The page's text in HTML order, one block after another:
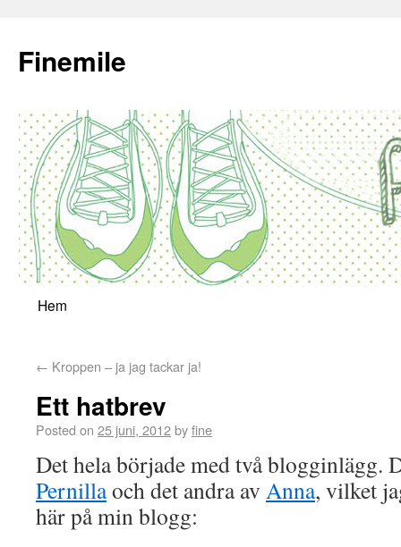
Finemile
Hem
← Kroppen – ja jag tackar ja!
Ett hatbrev
Posted on 25 juni, 2012byfine
Det hela började med två blogginlägg.
Pernillaoch det andra av Anna, vilket
här på min blogg: